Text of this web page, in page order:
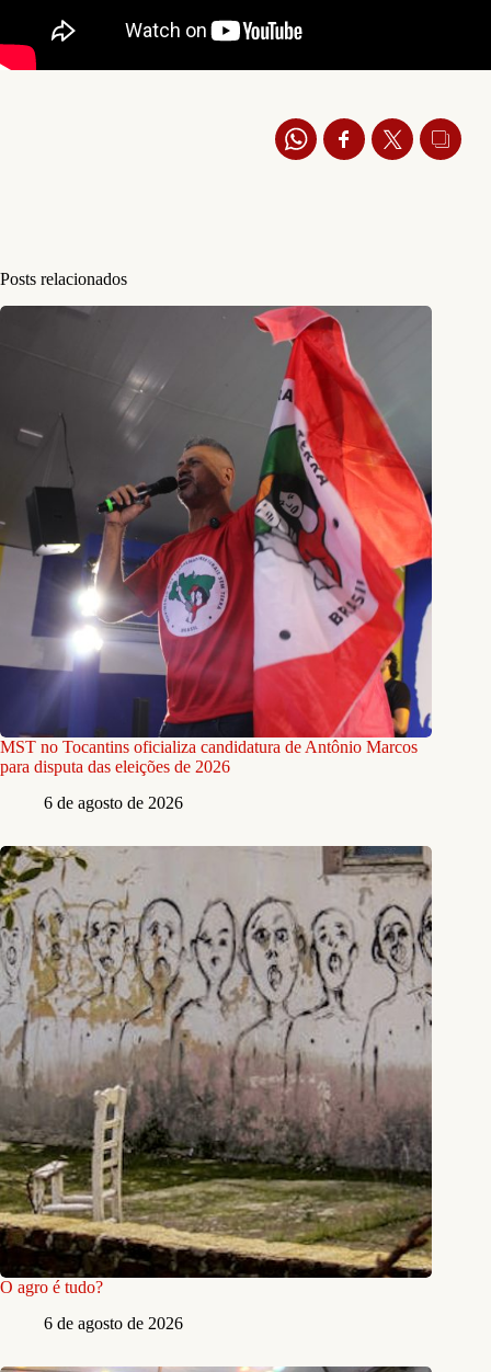
Posts relacionados
MST no Tocantins oficializa candidatura de Antônio Marcos
para disputa das eleições de 2026
6 de agosto de 2026
O agro é tudo?
6 de agosto de 2026